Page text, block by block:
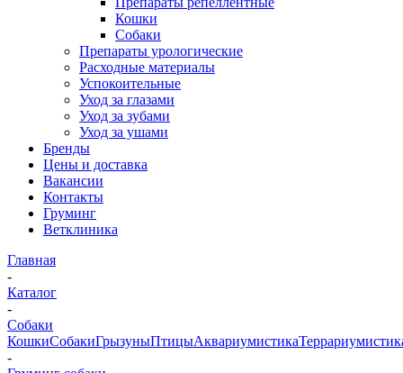
Кошки
Собаки
Препараты урологические
Расходные материалы
Успокоительные
Уход за глазами
Уход за зубами
Уход за ушами
Бренды
Цены и доставка
Вакансии
Контакты
Груминг
Ветклиника
Главная
-
Каталог
-
Собаки
КошкиСобакиГрызуныПтицыАквариумистика
-